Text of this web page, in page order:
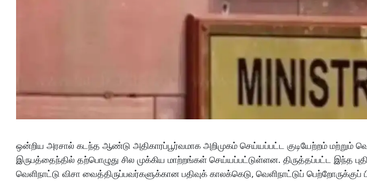
ஒன்றிய அரசால் கடந்த ஆண்டு அதிகாரப்பூர்வமாக அறிமுகம் செய்யப்பட்ட குடியேற்றம் மற்றும்
இருபத்தைந்தில் தற்பொழுது சில முக்கிய மாற்றங்கள் செய்யப்பட்டுள்ளன. திருத்தப்பட்ட இந்த புதிய
வெளிநாட்டு விசா வைத்திருப்பவர்களுக்கான பதிவுக் காலக்கெடு, வெளிநாட்டுப்